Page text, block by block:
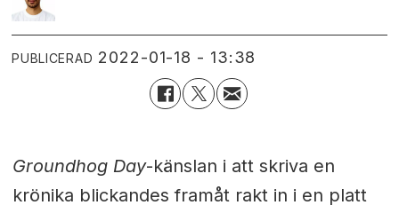
PUBLICERAD 2022-01-18 - 13:38
Groundhog Day-känslan i att skriva en
krönika blickandes framåt rakt in i en platt